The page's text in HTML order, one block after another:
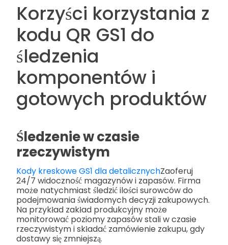
Korzyści korzystania z
kodu QR GS1 do
śledzenia
komponentów i
gotowych produktów
Śledzenie w czasie
rzeczywistym
Kody kreskowe GS1 dla detalicznychZaoferuj
24/7 widoczność magazynów i zapasów. Firma
może natychmiast śledzić ilości surowców do
podejmowania świadomych decyzji zakupowych.
Na przykład zakład produkcyjny może
monitorować poziomy zapasów stali w czasie
rzeczywistym i składać zamówienie zakupu, gdy
dostawy się zmniejszą.